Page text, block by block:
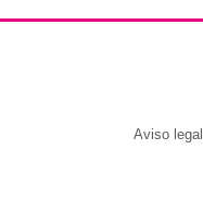
Aviso legal